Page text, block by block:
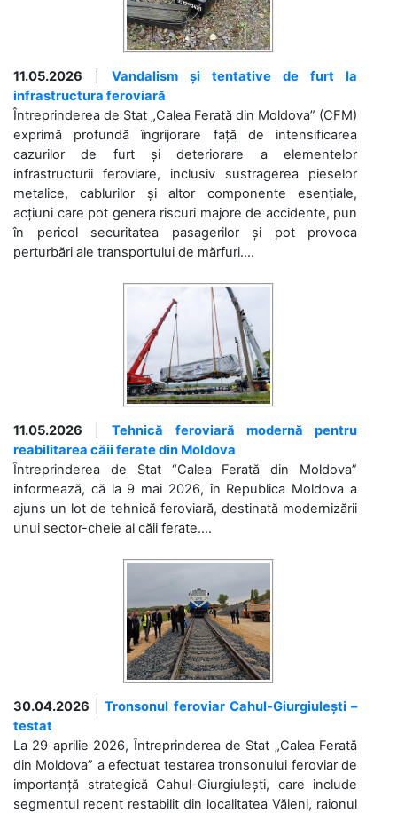
11.05.2026
Vandalism și tentative de furt la
infrastructura feroviară
Întreprinderea de Stat „Calea Ferată din Moldova” (CFM)
exprimă profundă îngrijorare față de intensificarea
cazurilor de furt și deteriorare a elementelor
infrastructurii feroviare, inclusiv sustragerea pieselor
metalice, cablurilor și altor componente esențiale,
acțiuni care pot genera riscuri majore de accidente, pun
în pericol securitatea pasagerilor și pot provoca
perturbări ale transportului de mărfuri....
11.05.2026 |Tehnică feroviară modernă pentru
reabilitarea căii ferate din Moldova
Întreprinderea de Stat “Calea Ferată din Moldova”
informează, că la 9 mai 2026, în Republica Moldova a
ajuns un lot de tehnică feroviară, destinată modernizării
unui sector-cheie al căii ferate....
30.04.2026 |Tronsonul feroviar Cahul-Giurgiulești –
testat
La 29 aprilie 2026, Întreprinderea de Stat „Calea Ferată
din Moldova” a efectuat testarea tronsonului feroviar de
importanță strategică Cahul-Giurgiulești, care include
segmentul recent restabilit din localitatea Văleni, raionul